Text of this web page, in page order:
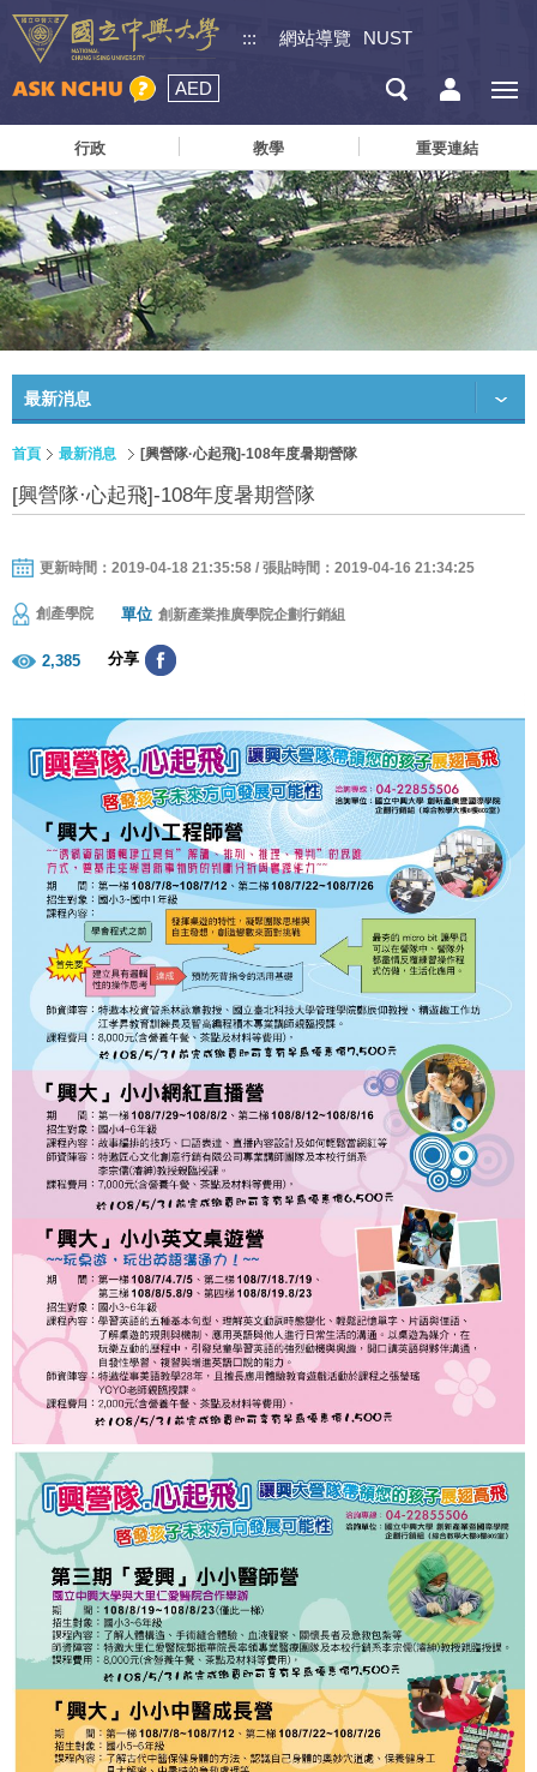
::: 網站導覽 NUST
AED
行政 教學 重要連結
最新消息
首頁 最新消息 [興營隊·心起飛]-108年度暑期營隊
[興營隊·心起飛]-108年度暑期營隊
更新時間：2019-04-18 21:35:58 / 張貼時間：2019-04-16 21:34:25
創產學院 單位 創新產業推廣學院企劃行銷組
2,385 分享